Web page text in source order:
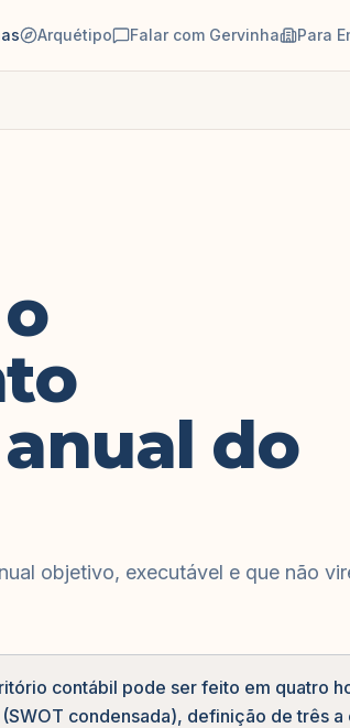
Arquétipo Falar com Gervinha Para
do
objetivo, executável e que não
contábil pode ser feito em quatro
condensada), definição de três a